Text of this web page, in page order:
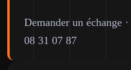
Demander un échange ·
08 31 07 87